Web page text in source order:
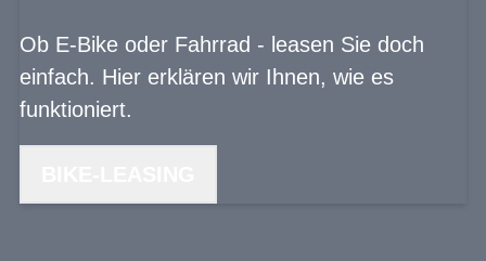
Ob E-Bike oder Fahrrad - leasen Sie doch
einfach. Hier erklären wir Ihnen, wie es
funktioniert.